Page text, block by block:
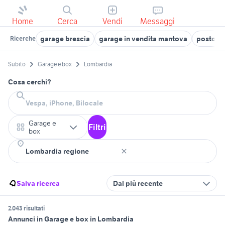
Home Cerca Vendi Messaggi
Ricerche garage brescia garage in vendita mantova posto
Subito Garage e box Lombardia
Cosa cerchi?
Garage e
box
Filtri
Salva ricerca Dal più recente
2.043 risultati
Annunci in Garage e box in Lombardia